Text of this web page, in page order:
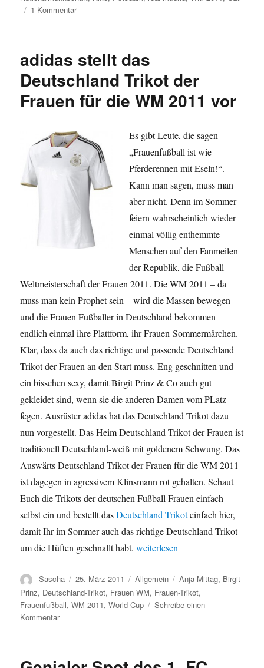
1 Kommentarzu
kicken
und
gehen
nachher
–
cooler
Nike
Spot
adidas stellt das
Deutschland Trikot der
Frauen für die WM 2011 vor
Es gibt Leute, die sagen
„Frauenfußball ist wie
Pferderennen mit Eseln!“.
Kann man sagen, muss man
aber nicht. Denn im Sommer
feiern wahrscheinlich wieder
einmal völlig enthemmte
Menschen auf den Fanmeilen
der Republik, die Fußball
Weltmeisterschaft der Frauen 2011. Die WM 2011 – da
muss man kein Prophet sein – wird die Massen bewegen
und die Frauen Fußballer in Deutschland bekommen
endlich einmal ihre Plattform, ihr Frauen-Sommermärchen.
Klar, dass da auch das richtige und passende Deutschland
Trikot der Frauen an den Start muss. Eng geschnitten und
ein bisschen sexy, damit Birgit Prinz & Co auch gut
gekleidet sind, wenn sie die anderen Damen vom PLatz
fegen. Ausrüster adidas hat das Deutschland Trikot dazu
nun vorgestellt. Das Heim Deutschland Trikot der Frauen ist
traditionell Deutschland-weiß mit goldenem Schwung. Das
Auswärts Deutschland Trikot der Frauen für die WM 2011
ist dagegen in agressivem Klinsmann rot gehalten. Schaut
Euch die Trikots der deutschen Fußball Frauen einfach
selbst ein und bestellt dasDeutschland Trikoteinfach hier,
damit Ihr im Sommer auch das richtige Deutschland Trikot
um die Hüften geschnallt habt.„adidas stellt das Deutschland
weiterlesen
Autor
Sascha
Veröffentlicht
am
25. März 2011 Kategorien
Allgemein Schlagwörter
Anja Mittag, Birgit
Prinz, Deutschland-Trikot, Frauen WM, Frauen-Trikot,
Frauenfußball,WM 2011,World Cup
Schreibe einen
Kommentarzu
Deutschland